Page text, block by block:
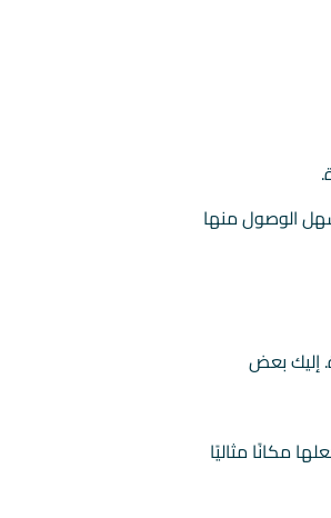
الوصول منها
إليك بعض
مكانًا مثاليًا